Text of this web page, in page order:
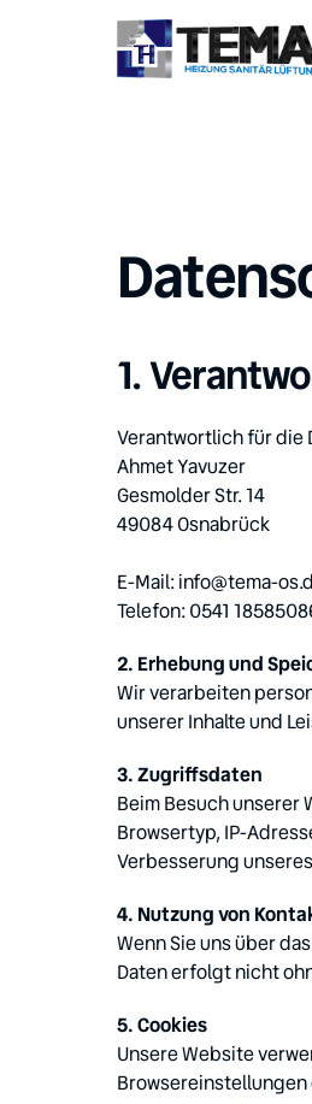
1.
Verantwortlich für die
Ahmet Yavuzer
Gesmolder Str. 14
49084 Osnabrück
E-Mail: info@tema-
Telefon: 0541
Wir verarbeiten
unserer Inhalte und
Beim Besuch unserer
Browsertyp, IP-
Verbesserung
Wenn Sie uns über
Daten erfolgt nicht
Unsere Website